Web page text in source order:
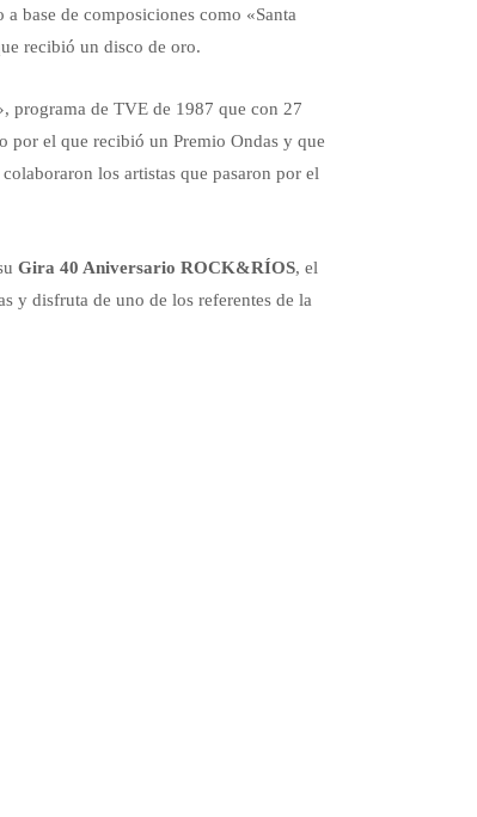
base de composiciones como «Santa
recibió un disco de oro.
programa de TVE de 1987 que con 27
por el que recibió un Premio Ondas y que
los artistas que pasaron por el
Gira 40 Aniversario ROCK&RÍOS, el
y disfruta de uno de los referentes de la